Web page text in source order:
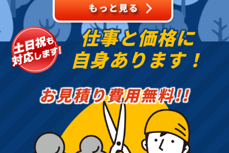
仕事と価格に
自身あります！
お見積り費用無料!!